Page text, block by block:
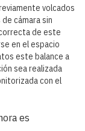
volcados
cámara sin
de este
en el espacio
este balance a
sea realizada
con el
es